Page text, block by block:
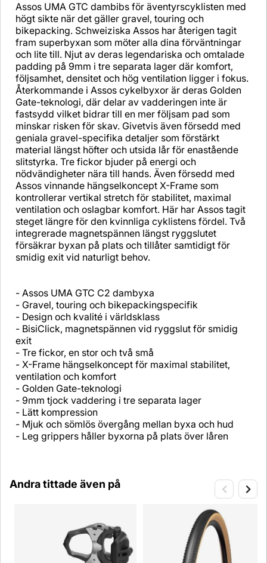
Assos UMA GTC dambibs för äventyrscyklisten med
högt sikte när det gäller gravel, touring och
bikepacking. Schweiziska Assos har återigen tagit
fram superbyxan som möter alla dina förväntningar
och lite till. Njut av deras legendariska och omtalade
padding på 9mm i tre separata lager där komfort,
följsamhet, densitet och hög ventilation ligger i fokus.
Återkommande i Assos cykelbyxor är deras Golden
Gate-teknologi, där delar av vadderingen inte är
fastsydd vilket bidrar till en mer följsam pad som
minskar risken för skav. Givetvis även försedd med
geniala gravel-specifika detaljer som förstärkt
material längst höfter och utsida lår för enastående
slitstyrka. Tre fickor bjuder på energi och
nödvändigheter nära till hands. Även försedd med
Assos vinnande hängselkoncept X-Frame som
kontrollerar vertikal stretch för stabilitet, maximal
ventilation och oslagbar komfort. Här har Assos tagit
steget längre för den kvinnliga cyklistens fördel. Två
integrerade magnetspännen längst ryggslutet
försäkrar byxan på plats och tillåter samtidigt för
smidig exit vid naturligt behov.
- Assos UMA GTC C2 dambyxa
- Gravel, touring och bikepackingspecifik
- Design och kvalité i världsklass
- BisiClick, magnetspännen vid ryggslut för smidig
exit
- Tre fickor, en stor och två små
- X-Frame hängselkoncept för maximal stabilitet,
ventilation och komfort
- Golden Gate-teknologi
- 9mm tjock vaddering i tre separata lager
- Lätt kompression
- Mjuk och sömlös övergång mellan byxa och hud
- Leg grippers håller byxorna på plats över låren
Andra tittade även på